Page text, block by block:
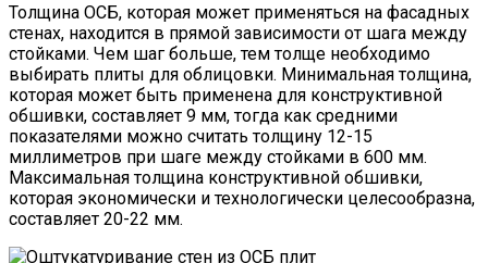
Толщина ОСБ, которая может применяться на фасадных
стенах, находится в прямой зависимости от шага между
стойками. Чем шаг больше, тем толще необходимо
выбирать плиты для облицовки. Минимальная толщина,
которая может быть применена для конструктивной
обшивки, составляет 9 мм, тогда как средними
показателями можно считать толщину 12-15
миллиметров при шаге между стойками в 600 мм.
Максимальная толщина конструктивной обшивки,
которая экономически и технологически целесообразна,
составляет 20-22 мм.